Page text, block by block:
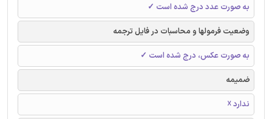
به صورت عدد درج شده است ✓
وضعیت فرمولها و محاسبات در فایل ترجمه
به صورت عکس، درج شده است ✓
ضمیمه
ندارد ☓